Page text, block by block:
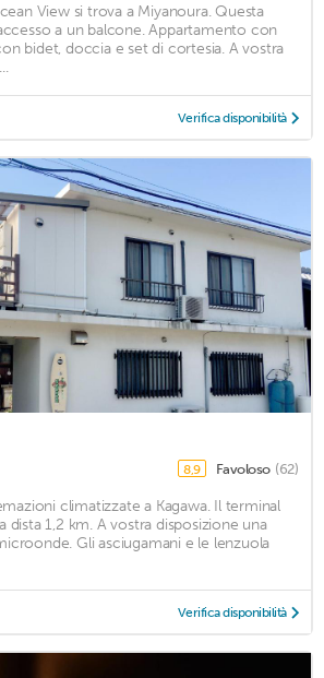
View si trova a Miyanoura. Questa
a un balcone. Appartamento con
bidet, doccia e set di cortesia. A vostra
Verifica disponibilità
8,9 Favoloso (62)
climatizzate a Kagawa. Il terminal
dista 1,2 km. A vostra disposizione una
Gli asciugamani e le lenzuola
Verifica disponibilità